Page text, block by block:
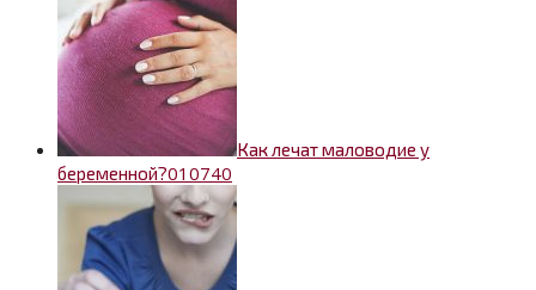
Как лечат маловодие у
беременной?010740